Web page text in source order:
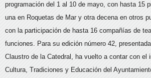
programación del 1 al 10 de mayo, con hasta 15
una en Roquetas de Mar y otra decena en otros
con la participación de hasta 16 compañías de
funciones. Para su edición número 42,
Claustro de la Catedral, ha vuelto a contar con el
Cultura, Tradiciones y Educación del